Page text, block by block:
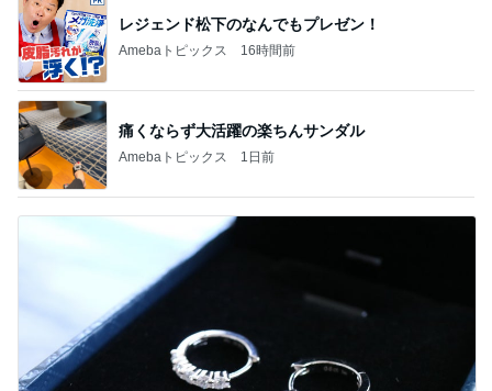
レジェンド松下のなんでもプレゼン！
Amebaトピックス 16時間前
痛くならず大活躍の楽ちんサンダル
Amebaトピックス 1日前